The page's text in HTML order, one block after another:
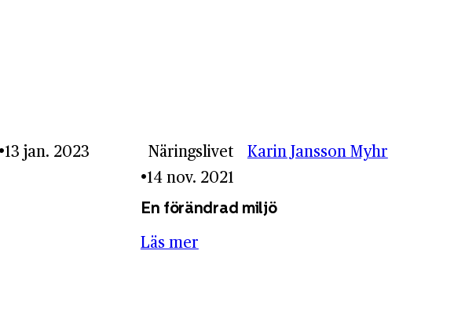
13 jan. 2023 Näringslivet
Karin Jansson Myhr
14 nov. 2021
En förändrad miljö
Läs mer